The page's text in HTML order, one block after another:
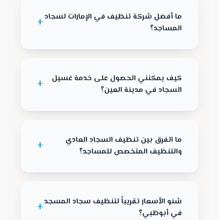
ما أفضل شركة تنظيف في الإمارات لسجاد
المساجد؟
كيف يمكنني الحصول على خدمة غسيل
السجاد في مدينة العين؟
ما الفرق بين تنظيف السجاد العادي
والتنظيف المتخصص للمساجد؟
شنو الأسعار تقريباً لتنظيف سجاد المسجد
في أبوظبي؟